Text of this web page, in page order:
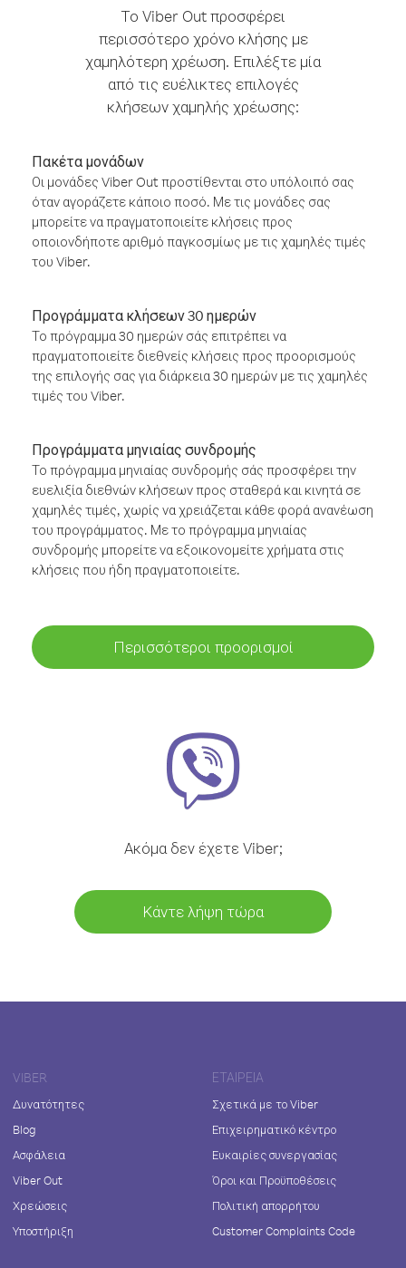
Το Viber Out προσφέρει
περισσότερο χρόνο κλήσης με
χαμηλότερη χρέωση. Επιλέξτε μία
από τις ευέλικτες επιλογές
κλήσεων χαμηλής χρέωσης:
Πακέτα μονάδων
Οι μονάδες Viber Out προστίθενται στο υπόλοιπό σας
όταν αγοράζετε κάποιο ποσό. Με τις μονάδες σας
μπορείτε να πραγματοποιείτε κλήσεις προς
οποιονδήποτε αριθμό παγκοσμίως με τις χαμηλές τιμές
του Viber.
Προγράμματα κλήσεων 30 ημερών
Το πρόγραμμα 30 ημερών σάς επιτρέπει να
πραγματοποιείτε διεθνείς κλήσεις προς προορισμούς
της επιλογής σας για διάρκεια 30 ημερών με τις χαμηλές
τιμές του Viber.
Προγράμματα μηνιαίας συνδρομής
Το πρόγραμμα μηνιαίας συνδρομής σάς προσφέρει την
ευελιξία διεθνών κλήσεων προς σταθερά και κινητά σε
χαμηλές τιμές, χωρίς να χρειάζεται κάθε φορά ανανέωση
του προγράμματος. Με το πρόγραμμα μηνιαίας
συνδρομής μπορείτε να εξοικονομείτε χρήματα στις
κλήσεις που ήδη πραγματοποιείτε.
Περισσότεροι προορισμοί
Ακόμα δεν έχετε Viber;
Κάντε λήψη τώρα
VIBER
Δυνατότητες
Blog
Ασφάλεια
Viber Out
Χρεώσεις
Υποστήριξη
ΕΤΑΙΡΕΊΑ
Σχετικά με το Viber
Επιχειρηματικό κέντρο
Ευκαιρίες συνεργασίας
Όροι και Προϋποθέσεις
Πολιτική απορρήτου
Customer Complaints Code